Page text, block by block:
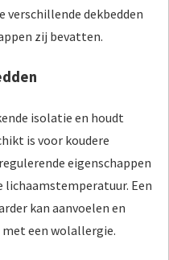
verschillende dekbedden
zij bevatten.
isolatie en houdt
is voor koudere
eigenschappen
lichaamstemperatuur. Een
kan aanvoelen en
een wolallergie.